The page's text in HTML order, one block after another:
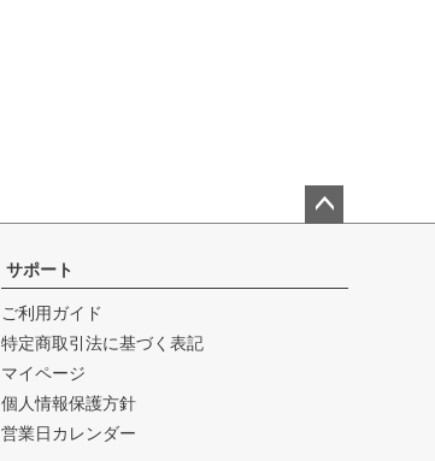
ップ
サポート
ご利用ガイド
特定商取引法に基づく表記
マイページ
個人情報保護方針
営業日カレンダー